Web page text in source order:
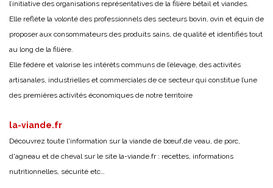
l’initiative des organisations représentatives de la filière bétail et viandes.
Elle reflète la volonté des professionnels des secteurs bovin, ovin et équin de
proposer aux consommateurs des produits sains, de qualité et identifiés tout
au long de la filière.
Elle fédère et valorise les intérêts communs de l’élevage, des activités
artisanales, industrielles et commerciales de ce secteur qui constitue l’une
des premières activités économiques de notre territoire
la-viande.fr
Découvrez toute l'information sur la viande de bœuf,de veau, de porc,
d'agneau et de cheval sur le site la-viande.fr: recettes, informations
nutritionnelles, sécurité etc…